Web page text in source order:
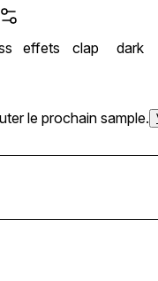
effets clap
dark
le prochain sample.